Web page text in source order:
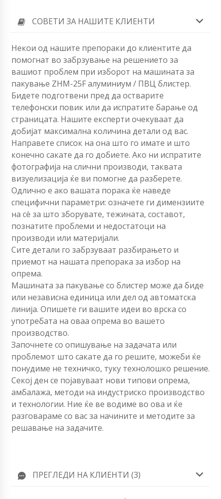
СОВЕТИ ЗА НАШИТЕ КЛИЕНТИ
Некои од нашите препораки до клиентите да
помогнат во забрзување на решението за
вашиот проблем при изборот на машината за
пакување ZHM-25F алуминиум / ПВЦ блистер.
Бидете подготвени пред да остварите
телефонски повик или да испратите барање од
страницата. Нашите експерти очекуваат да
добијат максимална количина детали од вас.
Направете список на она што го имате и што
конечно сакате да го добиете. Ако ни испратите
фотографија на слични производи, таквата
визуелизација ќе ви помогне да разберете.
Одлично е ако вашата порака ќе наведе
специфични параметри: означете ги димензиите
на сè за што зборувате, тежината, составот,
познатите проблеми и недостатоци на
производи или материјали.
Сите детали го забрзуваат разбирањето и
приемот на нашата препорака за избор на
опрема.
Машината за пакување со блистер може да биде
или независна единица или дел од автоматска
линија. Опишете ги вашите идеи во врска со
употребата на оваа опрема во вашето
производство.
Започнете со опишување на задачата или
проблемот што сакате да го решите, можеби ќе
понудиме не техничко, туку технолошко решение.
Секој ден се појавуваат нови типови опрема,
амбалажа, методи на индустриско производство
и технологии. Ние ќе ве водиме во ова и ќе
разговараме со вас за начините и методите за
решавање на задачите.
ПРЕГЛЕДИ НА КЛИЕНТИ (3)